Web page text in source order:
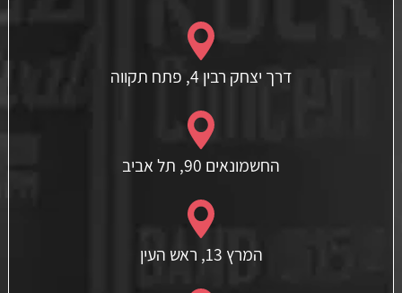
דרך יצחק רבין 4, פתח תקווה
החשמונאים 90, תל אביב
המרץ 13, ראש העין